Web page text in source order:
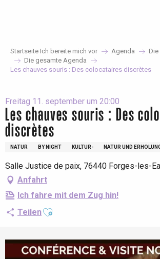
Startseite Ich bereite mich vor Agenda
Die gesamte Agenda
Les chauves souris : Des colocataires discrètes
Freitag 11. september um 20:00
Les chauves souris : Des
discrètes
NATUR BY NIGHT KULTUR- NATUR UND
Salle Justice de paix, 76440 Forges-les-
Anfahrt
Ich fahre mit dem Zug hin!
TeilenAjouter aux favoris